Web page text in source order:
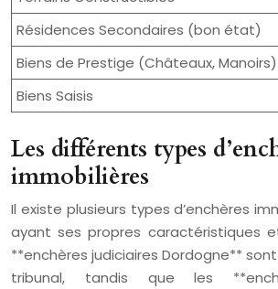
Résidences Secondaires (bon état)
Biens de Prestige (Châteaux, Manoirs)
Biens Saisis
Les différents types
immobilières
Il existe plusieurs types d’enchères
ayant ses propres caractéristiques
**enchères judiciaires Dordogne**
tribunal, tandis que les